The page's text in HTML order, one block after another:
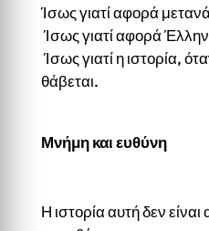
Ίσως γιατί αφορά
Ίσως γιατί αφορά
Ίσως γιατί η ιστορία,
θάβεται.
Μνήμη και ευθύνη
Η ιστορία αυτή δεν